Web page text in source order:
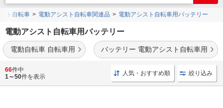
ト自転車 電動アシスト自転車関連品 電動アシスト自転車用バッテリー
電動アシスト自転車用バッテリー
電動自転車 自転車用 バッテリー 電動アシスト自転車用
ヤマハや
などの各メーカーの電動アシスト自転車用バッ
テリーを豊富に取り揃えております。
66件中
1～50件を表示 人気・おすすめ順 絞り込み